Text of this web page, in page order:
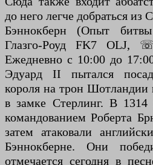
до него легче добраться из
Бэннокберн (Опыт
Глазго-Роуд FK7 OLJ,
Ежедневно с 10:00 до
Эдуард II пытался
короля на трон Шотландии
в замке Стерлинг. В
командованием Роберта
затем атаковали
Бэннокберне. Они
отмечается сегодня в